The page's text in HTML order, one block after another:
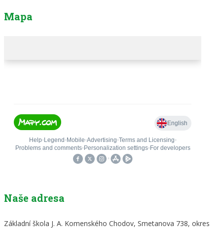
Mapa
Naše adresa
Základní škola J. A. Komenského Chodov, Smetanova 738, okres